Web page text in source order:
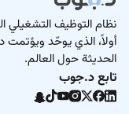
نظام التوظيف التشغيلي
أولاً، الذي يوحّد
الحديثة حول العالم.
تابع د.جوب